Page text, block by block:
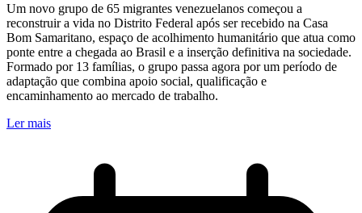
Um novo grupo de 65 migrantes venezuelanos começou a
reconstruir a vida no Distrito Federal após ser recebido na Casa
Bom Samaritano, espaço de acolhimento humanitário que atua como
ponte entre a chegada ao Brasil e a inserção definitiva na sociedade.
Formado por 13 famílias, o grupo passa agora por um período de
adaptação que combina apoio social, qualificação e
encaminhamento ao mercado de trabalho.
Ler mais